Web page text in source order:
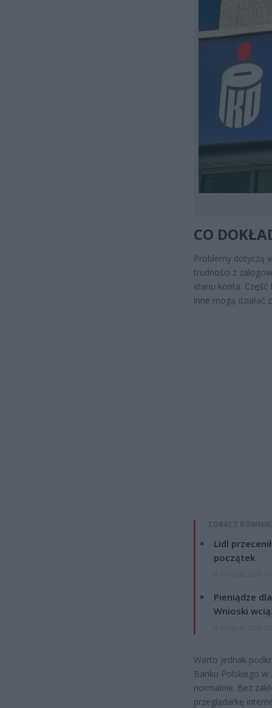
CO
Problemy dotyczą
trudności z
stanu konta.
inne mogą działać
ZOBACZ
Lidl
początek
Pieniądze
Wnioski
Warto jednak
Banku Polskiego w
normalnie. Bez
przeglądarkę